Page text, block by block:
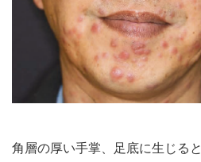
角層の厚い手掌、足底に生じると